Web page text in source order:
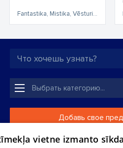
Fantastika, Mistika, Vēsturiska
Добавь свое
Если твоего предприятия
vietne izmanto